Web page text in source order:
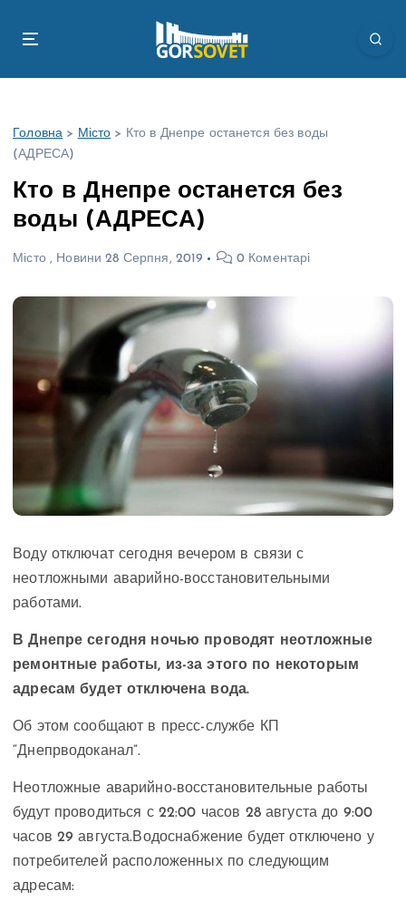
Головна > Місто > Кто в Днепре останется без воды
(АДРЕСА)
Кто в Днепре останется без
воды (АДРЕСА)
Місто, Новини 28 Серпня, 2019 0 Коментарі
Воду отключат сегодня вечером в связи с
неотложными аварийно-восстановительными
работами.
В Днепре сегодня ночью проводят неотложные
ремонтные работы, из-за этого по некоторым
адресам будет отключена вода.
Об этом сообщают в пресс-службе КП
“Днепрводоканал”.
Неотложные аварийно-восстановительные работы
будут проводиться с 22:00 часов 28 августа до 9:00
часов 29 августа.Водоснабжение будет отключено у
потребителей расположенных по следующим
адресам: